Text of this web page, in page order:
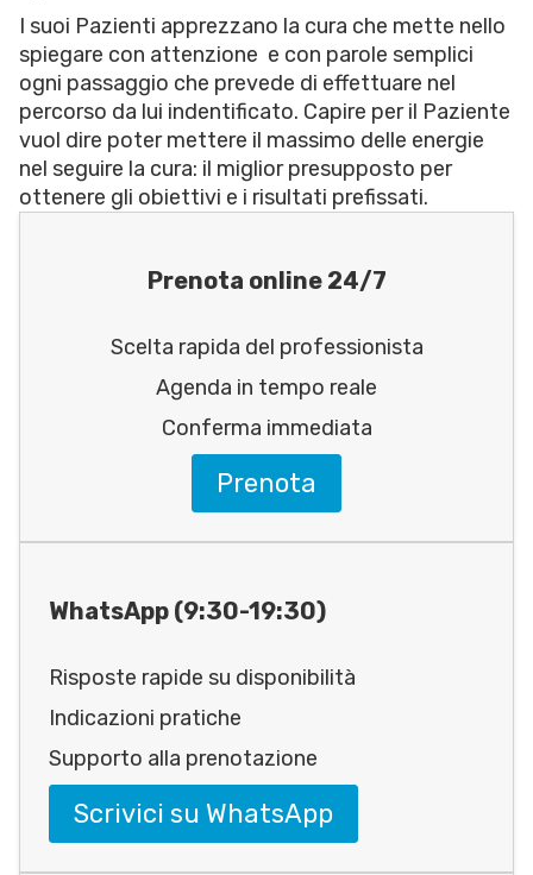
I suoi Pazienti apprezzano la cura che mette nello
spiegare con attenzione e con parole semplici
ogni passaggio che prevede di effettuare nel
percorso da lui indentificato. Capire per il Paziente
vuol dire poter mettere il massimo delle energie
nel seguire la cura: il miglior presupposto per
ottenere gli obiettivi e i risultati prefissati.
Prenota online 24/7
Scelta rapida del professionista
Agenda in tempo reale
Conferma immediata
Prenota
WhatsApp (9:30-19:30)
Risposte rapide su disponibilità
Indicazioni pratiche
Supporto alla prenotazione
Scrivici su WhatsApp